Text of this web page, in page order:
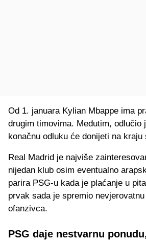
Od 1. januara Kylian Mbappe ima
drugim timovima. Međutim, odlučio
konačnu odluku će donijeti na kraju
Real Madrid je najviše
nijedan klub osim eventualno
parira PSG-u kada je plaćanje u
prvak sada je spremio
ofanzivca.
PSG daje nestvarnu